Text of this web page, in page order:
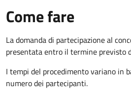
Come fare
La domanda di partecipazione al
presentata entro il termine previsto
I tempi del procedimento variano in
numero dei partecipanti.